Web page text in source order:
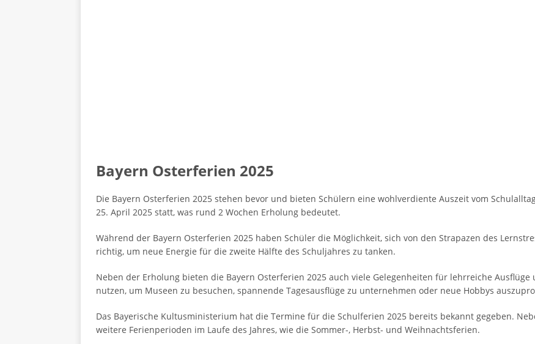
Bayern Osterferien 2025
Die Bayern Osterferien 2025 stehen bevor und bieten Schülern eine wohlverdiente Auszeit vom
25. April 2025 statt, was rund 2 Wochen Erholung bedeutet.
Während der Bayern Osterferien 2025 haben Schüler die Möglichkeit, sich von den Strapazen des
richtig, um neue Energie für die zweite Hälfte des Schuljahres zu tanken.
Neben der Erholung bieten die Bayern Osterferien 2025 auch viele Gelegenheiten für lehrreiche
nutzen, um Museen zu besuchen, spannende Tagesausflüge zu unternehmen oder neue Hobbys
Das Bayerische Kultusministerium hat die Termine für die Schulferien 2025 bereits bekannt gegeben.
weitere Ferienperioden im Laufe des Jahres, wie die Sommer-, Herbst- und Weihnachtsferien.